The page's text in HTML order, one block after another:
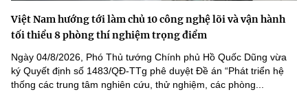
Việt Nam hướng tới làm chủ 10 công nghệ lõi và vận hành
tối thiểu 8 phòng thí nghiệm trọng điểm
Ngày 04/8/2026, Phó Thủ tướng Chính phủ Hồ Quốc Dũng vừa
ký Quyết định số 1483/QĐ-TTg phê duyệt Đề án “Phát triển hệ
thống các trung tâm nghiên cứu, thử nghiệm, các phòng...